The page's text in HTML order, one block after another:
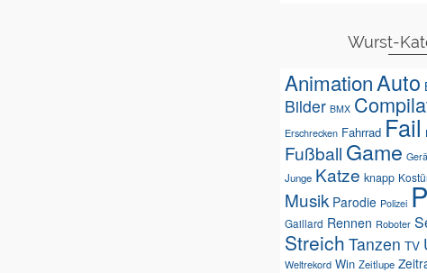
Wurst-
AnimationAuto
Bilder BMX
Erschrecken Fahrrad Fail
Fußball Game
Junge Katze knapp
Musik Parodie Polizei
Gaillard Rennen Roboter
Streich Tanzen TV
Weltrekord Win Zeitlupe